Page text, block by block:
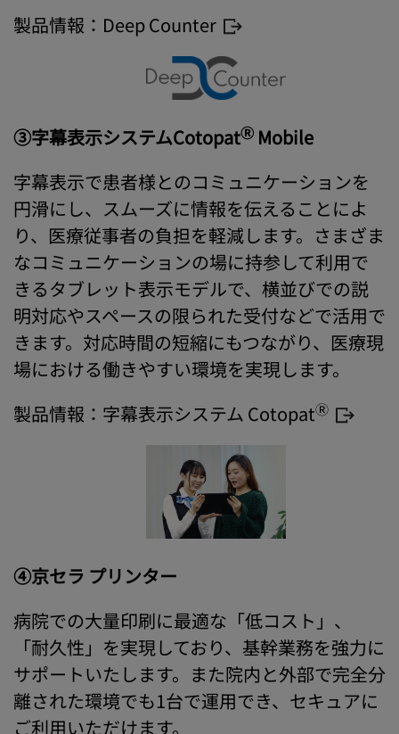
製品情報： Deep Counter
③字幕表示システムCotopatⓇ Mobile
字幕表示で患者様とのコミュニケーションを
円滑にし、スムーズに情報を伝えることによ
り、医療従事者の負担を軽減します。さまざま
なコミュニケーションの場に持参して利用で
きるタブレット表示モデルで、横並びでの説
明対応やスペースの限られた受付などで活用で
きます。対応時間の短縮にもつながり、医療現
場における働きやすい環境を実現します。
製品情報： 字幕表示システム CotopatⓇ
④京セラ プリンター
病院での大量印刷に最適な「低コスト」、
「耐久性」を実現しており、基幹業務を強力に
サポートいたします。また院内と外部で完全分
離された環境でも1台で運用でき、セキュアに
ご利用いただけます。